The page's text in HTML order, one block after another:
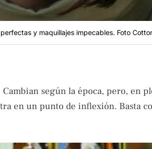
y maquillajes impecables. Foto
según la época, pero, en
en un punto de inflexión. Basta